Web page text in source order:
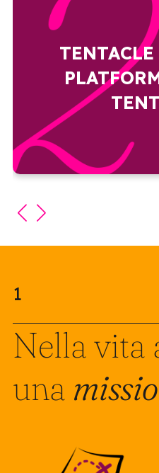
ora integra l’AI sia nel
frontend - a
nel backend per
contenuti
1
Nella vita
una